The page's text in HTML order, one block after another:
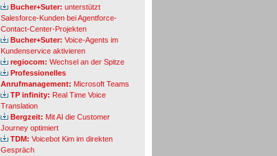
Bucher+Suter: unterstützt
Salesforce-Kunden bei Agentforce-
Contact-Center-Projekten
Bucher+Suter: Voice-Agents im
Kundenservice aktivieren
regiocom: Wechsel an der Spitze
Professionelles
Anrufmanagement: Microsoft Teams
TP infinity: Real Time Voice
Translation
Bergzeit: Mit AI die Customer
Journey optimiert
TDM: Voicebot Kim im direkten
Gespräch